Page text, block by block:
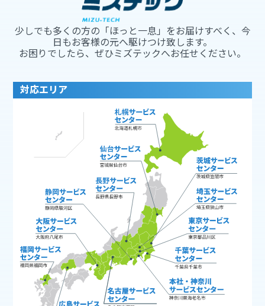
少しでも多くの方の「ほっと一息」をお届けすべく、今
日もお客様の元へ駆けつけ致します。
お困りでしたら、ぜひミズテックへお任せください。
対応エリア